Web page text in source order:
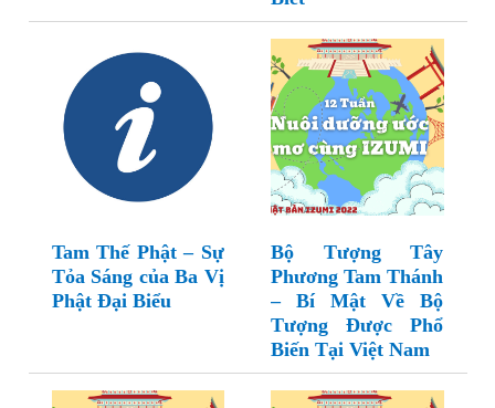
Tam Thế Phật – Sự
Tỏa Sáng của Ba Vị
Phật Đại Biểu
Bộ Tượng Tây
Phương Tam Thánh
– Bí Mật Về Bộ
Tượng Được Phổ
Biến Tại Việt Nam